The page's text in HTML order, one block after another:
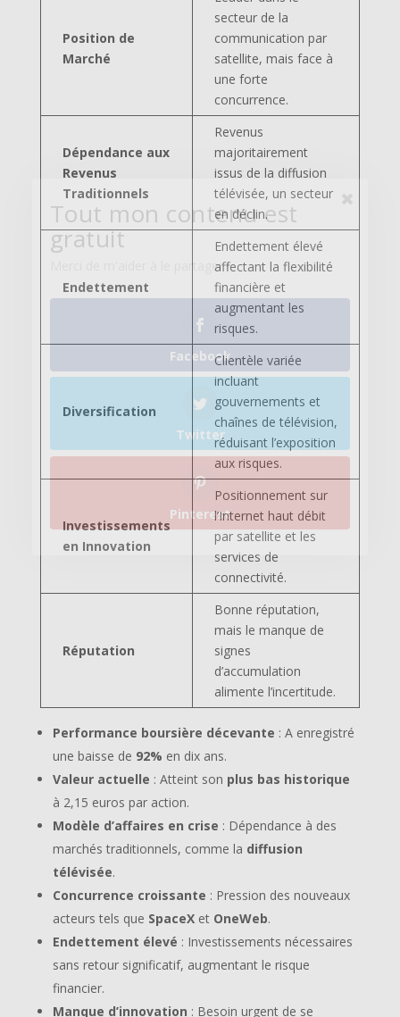
Position de
Marché
secteur de la
communication par
satellite, mais face à
une forte
concurrence.
Dépendance aux
Revenus
Traditionnels
Revenus
majoritairement
issus de la diffusion
télévisée, un secteur
en déclin.
Endettement
Endettement élevé
affectant la flexibilité
financière et
augmentant les
risques.
Diversification
Clientèle variée
incluant
gouvernements et
chaînes de télévision,
réduisant l’exposition
aux risques.
Investissements
en Innovation
Positionnement sur
l’Internet haut débit
par satellite et les
services de
connectivité.
Réputation
Bonne réputation,
mais le manque de
signes
d’accumulation
alimente l’incertitude.
Performance boursière décevante : A enregistré
une baisse de 92% en dix ans.
Valeur actuelle : Atteint son plus bas historique
à 2,15 euros par action.
Modèle d’affaires en crise : Dépendance à des
marchés traditionnels, comme la diffusion
télévisée.
Concurrence croissante : Pression des nouveaux
acteurs tels que SpaceXet OneWeb.
Endettement élevé : Investissements nécessaires
sans retour significatif, augmentant le risque
financier.
Manque d’innovation : Besoin urgent de se
Tout mon contenu est
gratuit
Merci de m'aider à le partager !
Facebook
Twitter
Pinterest